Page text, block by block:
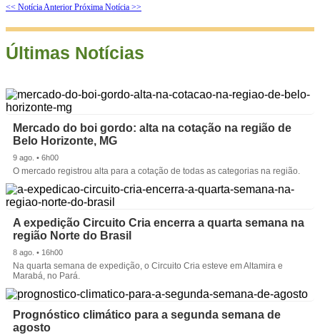
<< Notícia Anterior Próxima Notícia >>
Últimas Notícias
Mercado do boi gordo: alta na cotação na região de
Belo Horizonte, MG
9 ago. • 6h00
O mercado registrou alta para a cotação de todas as categorias na região.
A expedição Circuito Cria encerra a quarta semana na
região Norte do Brasil
8 ago. • 16h00
Na quarta semana de expedição, o Circuito Cria esteve em Altamira e
Marabá, no Pará.
Prognóstico climático para a segunda semana de
agosto